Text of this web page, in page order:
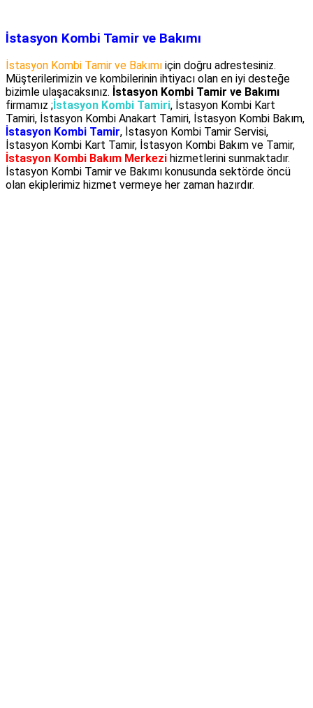
İstasyon Kombi Tamir ve Bakımı
İstasyon Kombi Tamir ve Bakımı için doğru adrestesiniz.
Müşterilerimizin ve kombilerinin ihtiyacı olan en iyi desteğe
bizimle ulaşacaksınız. İstasyon Kombi Tamir ve Bakımı
firmamız ; İstasyon Kombi Tamiri, İstasyon Kombi Kart
Tamiri, İstasyon Kombi Anakart Tamiri, İstasyon Kombi Bakım,
İstasyon Kombi Tamir, İstasyon Kombi Tamir Servisi,
İstasyon Kombi Kart Tamir, İstasyon Kombi Bakım ve Tamir,
İstasyon Kombi Bakım Merkezi hizmetlerini sunmaktadır.
İstasyon Kombi Tamir ve Bakımı konusunda sektörde öncü
olan ekiplerimiz hizmet vermeye her zaman hazırdır.